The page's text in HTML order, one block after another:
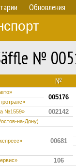
Обновления
№
№
005176
№1559»
002142
на-Дону)
00681
106